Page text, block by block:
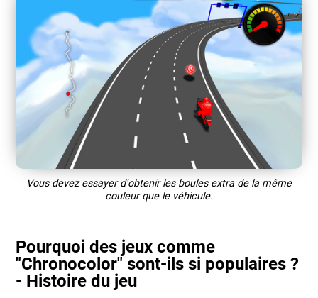
Vous devez essayer d'obtenir les boules extra de la même
couleur que le véhicule.
Pourquoi des jeux comme
"Chronocolor" sont-ils si populaires ?
- Histoire du jeu